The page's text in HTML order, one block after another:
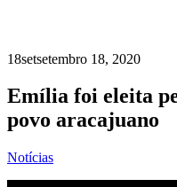
18setsetembro 18, 2020
Emília foi eleita
povo aracajuano
Notícias